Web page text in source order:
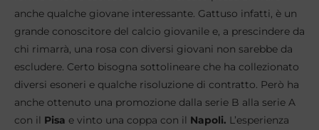
anche qualche giovane interessante. Gattuso infatti, è un
grande conoscitore del calcio giovanile e, a prescindere da
chi rimarrà, una rosa con diversi giovani non sarebbe da
escludere. Certo bisogna sottolineare che ha collezionato
diversi esoneri e qualche risoluzione di contratto. Però ha
anche ottenuto una promozione dalla serie B alla serie A
con il Pisa e vinto una coppa con il Napoli. L’esperienza